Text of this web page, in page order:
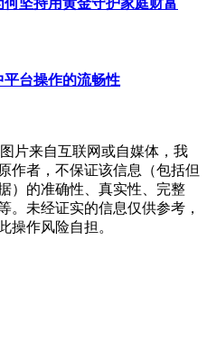
坚持用黄金守护家庭财富
台操作的流畅性
片来自互联网或自媒体，我
作者，不保证该信息（包括但
）的准确性、真实性、完整
。未经证实的信息仅供参考，
操作风险自担。